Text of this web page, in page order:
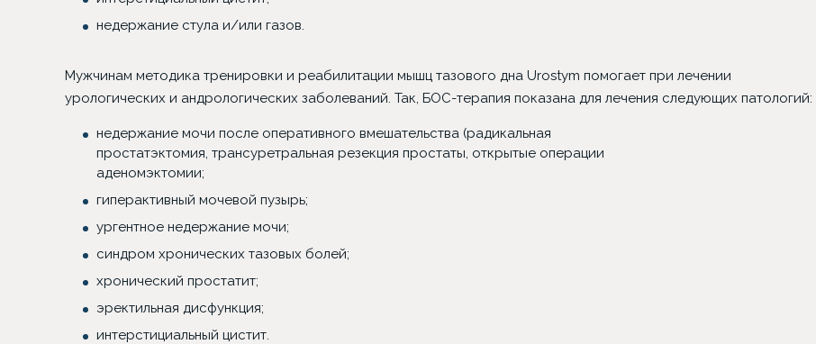
недержание стула и/или газов.
Мужчинам методика тренировки и реабилитации мышц тазового дна Urostym помогает при лечении
урологических и андрологических заболеваний. Так, БОС-терапия показана для лечения следующих патологий:
недержание мочи после оперативного вмешательства (радикальная
простатэктомия, трансуретральная резекция простаты, открытые операции
аденомэктомии;
гиперактивный мочевой пузырь;
ургентное недержание мочи;
синдром хронических тазовых болей;
хронический простатит;
эректильная дисфункция;
интерстициальный цистит.